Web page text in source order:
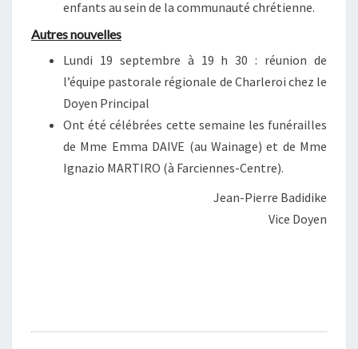
enfants au sein de la communauté chrétienne.
Autres nouvelles
Lundi 19 septembre à 19 h 30 : réunion de
l’équipe pastorale régionale de Charleroi chez le
Doyen Principal
Ont été célébrées cette semaine les funérailles
de Mme Emma DAIVE (au Wainage) et de Mme
Ignazio MARTIRO (à Farciennes-Centre).
Jean-Pierre Badidike
Vice Doyen